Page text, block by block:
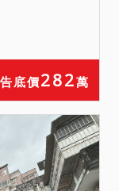
底價282萬